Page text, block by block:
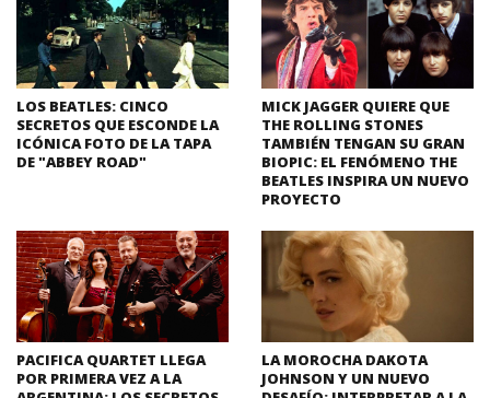
LOS BEATLES: CINCO
SECRETOS QUE ESCONDE LA
ICÓNICA FOTO DE LA TAPA
DE "ABBEY ROAD"
MICK JAGGER QUIERE QUE
THE ROLLING STONES
TAMBIÉN TENGAN SU GRAN
BIOPIC: EL FENÓMENO THE
BEATLES INSPIRA UN NUEVO
PROYECTO
PACIFICA QUARTET LLEGA
POR PRIMERA VEZ A LA
LA MOROCHA DAKOTA
JOHNSON Y UN NUEVO